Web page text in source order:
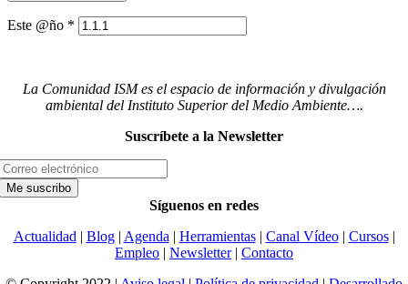
Este @ño *
La Comunidad ISM es el espacio de información y divulgación
ambiental del Instituto Superior del Medio Ambiente….
Suscríbete a la Newsletter
Síguenos en redes
Actualidad | Blog| Agenda | Herramientas| Canal Vídeo| Cursos|
Empleo | Newsletter| Contacto